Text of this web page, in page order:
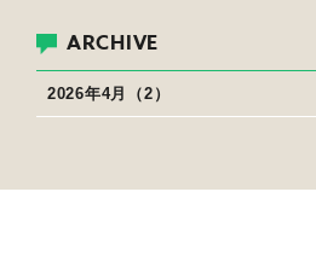
ARCHIVE
2026年4月（2）